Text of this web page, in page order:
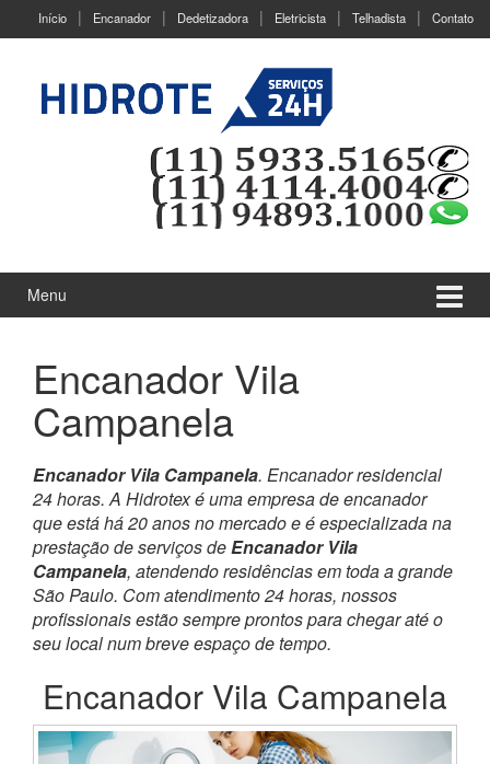
Início Encanador Dedetizadora Eletricista Telhadista Contato
Menu
Encanador Vila
Campanela
Encanador Vila Campanela. Encanador residencial
24 horas. A Hidrotex é uma empresa de encanador
que está há 20 anos no mercado e é especializada na
prestação de serviços deEncanador Vila
Campanela, atendendo residências em toda a grande
São Paulo. Com atendimento 24 horas, nossos
profissionais estão sempre prontos para chegar até o
seu local num breve espaço de tempo.
Encanador Vila Campanela